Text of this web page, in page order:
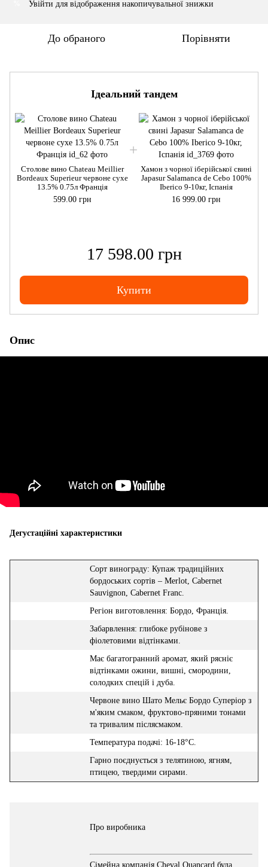
Увійти для відображення накопичувальної знижки
До обраного Порівняти
Ідеальний тандем
Столове вино Chateau Meillier
Bordeaux Superieur червоне сухе
13.5% 0.75л Франція
599.00 грн
Хамон з чорної іберійської свині
Japasur Salamanca de Cebo 100%
Iberico 9-10кг, Іспанія
16 999.00 грн
17 598.00 грн
Купити
Опис
Дегустаційні характеристики
Сорт винограду: Купаж традиційних
бордоських сортів – Merlot, Cabernet
Sauvignon, Cabernet Franc.
Регіон виготовлення: Бордо, Франція.
Забарвлення: глибоке рубінове з
фіолетовими відтінками.
Має багатогранний аромат, який рясніє
відтінками ожини, вишні, смородини,
солодких спецій і дуба.
Червоне вино Шато Мельє Бордо Суперіор з
м'яким смаком, фруктово-пряними тонами
та тривалим післясмаком.
Температура подачі: 16-18°С.
Гарно поєднується з телятиною, ягням,
птицею, твердими сирами.
Про виробника
​Сімейна компанія Cheval Quancard була